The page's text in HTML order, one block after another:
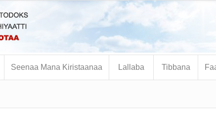
Seenaa Mana Kiristaanaa Lallaba Tibbana